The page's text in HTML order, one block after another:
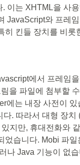
. 이는 XHTML을 사
JavaScript와 프레
히 킨들 장치를 비롯
에서 프레임
을 파일에 첨부할
에는 내장 사전이
다. 따라서 대형 장치
지만, 휴대전화와
었습니다. Mobi 파일
나 Java 기능이 없